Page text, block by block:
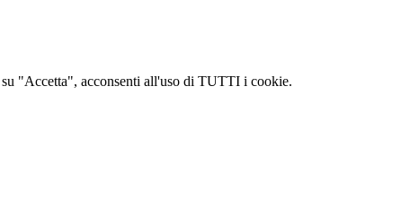
"Accetta", acconsenti all'uso di TUTTI i cookie.